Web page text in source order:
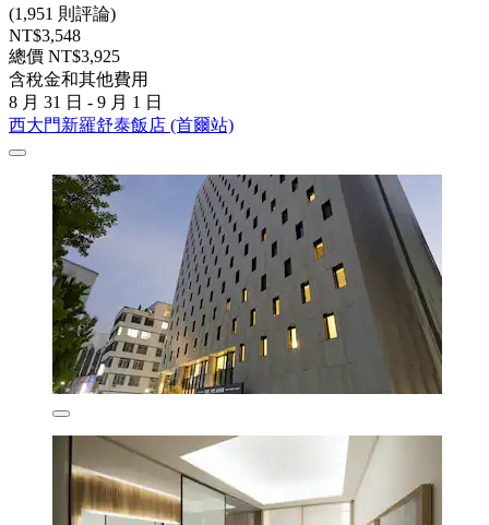
(1,951 則評論)
NT$3,548
總價 NT$3,925
含稅金和其他費用
8 月 31 日 - 9 月 1 日
西大門新羅舒泰飯店 (首爾站)